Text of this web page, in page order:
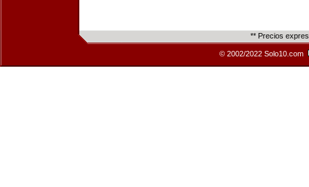
** Precios
© 2002/2022 Solo10.com